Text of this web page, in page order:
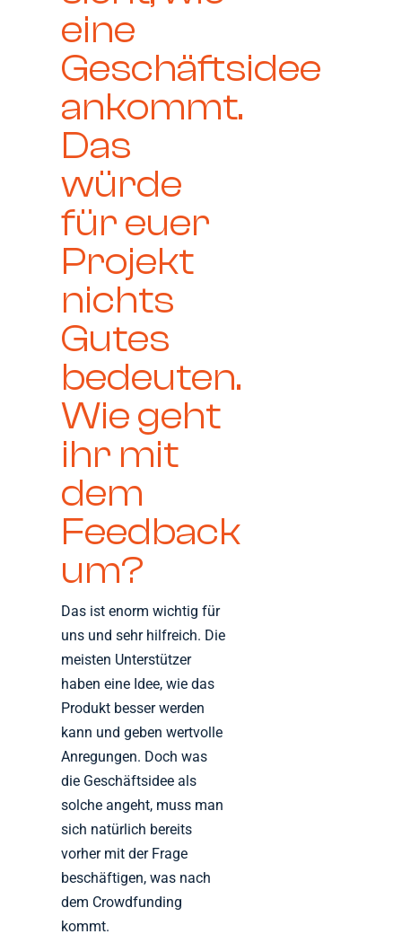
eine
Geschäftsidee
ankommt.
Das
würde
für euer
Projekt
nichts
Gutes
bedeuten.
Wie geht
ihr mit
dem
Feedback
um?
Das ist enorm wichtig für
uns und sehr hilfreich. Die
meisten Unterstützer
haben eine Idee, wie das
Produkt besser werden
kann und geben wertvolle
Anregungen. Doch was
die Geschäftsidee als
solche angeht, muss man
sich natürlich bereits
vorher mit der Frage
beschäftigen, was nach
dem Crowdfunding
kommt.